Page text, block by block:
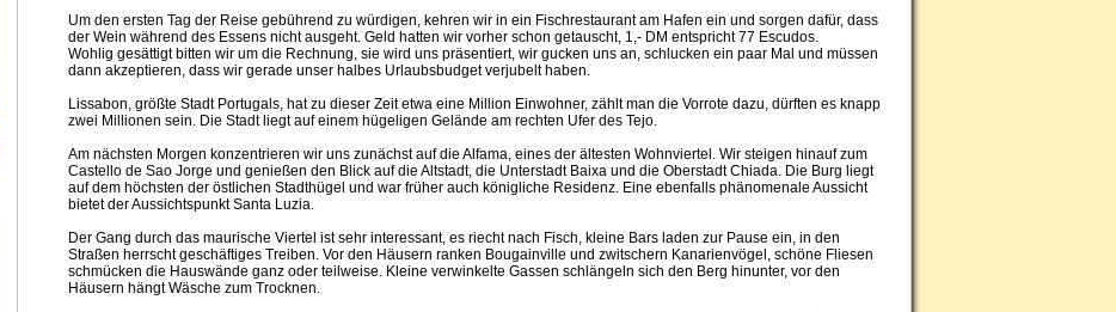
Um den ersten Tag der Reise gebührend zu würdigen, kehren wir in ein Fischrestaurant am Hafen ein und sorgen dafür, dass
der Wein während des Essens nicht ausgeht. Geld hatten wir vorher schon getauscht, 1,- DM entspricht 77 Escudos.
Wohlig gesättigt bitten wir um die Rechnung, sie wird uns präsentiert, wir gucken uns an, schlucken ein paar Mal und müssen
dann akzeptieren, dass wir gerade unser halbes Urlaubsbudget verjubelt haben.
Lissabon, größte Stadt Portugals, hat zu dieser Zeit etwa eine Million Einwohner, zählt man die Vorrote dazu, dürften es knapp
zwei Millionen sein. Die Stadt liegt auf einem hügeligen Gelände am rechten Ufer des Tejo.
Am nächsten Morgen konzentrieren wir uns zunächst auf die Alfama, eines der ältesten Wohnviertel. Wir steigen hinauf zum
Castello de Sao Jorge und genießen den Blick auf die Altstadt, die Unterstadt Baixa und die Oberstadt Chiada. Die Burg liegt
auf dem höchsten der östlichen Stadthügel und war früher auch königliche Residenz. Eine ebenfalls phänomenale Aussicht
bietet der Aussichtspunkt Santa Luzia.
Der Gang durch das maurische Viertel ist sehr interessant, es riecht nach Fisch, kleine Bars laden zur Pause ein, in den
Straßen herrscht geschäftiges Treiben. Vor den Häusern ranken Bougainville und zwitschern Kanarienvögel, schöne Fliesen
schmücken die Hauswände ganz oder teilweise. Kleine verwinkelte Gassen schlängeln sich den Berg hinunter, vor den
Häusern hängt Wäsche zum Trocknen.